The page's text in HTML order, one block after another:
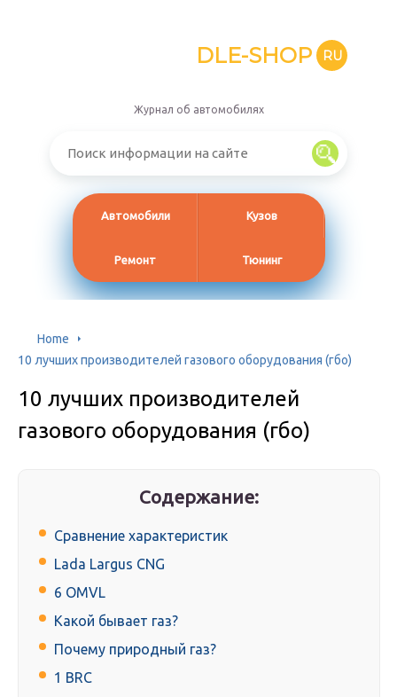
DLE-SHOP RU
Журнал об автомобилях
Автомобили Кузов
Ремонт Тюнинг
Home
10 лучших производителей газового оборудования (гбо)
10 лучших производителей
газового оборудования (гбо)
Содержание:
Сравнение характеристик
Lada Largus CNG
6 OMVL
Какой бывает газ?
Почему природный газ?
1 BRC